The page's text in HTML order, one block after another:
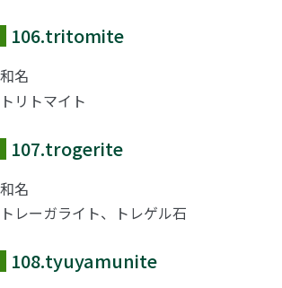
106.tritomite
和名
トリトマイト
107.trogerite
和名
トレーガライト、トレゲル石
108.tyuyamunite